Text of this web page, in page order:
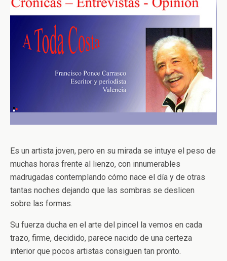
Es un artista joven, pero en su mirada se intuye el peso de
muchas horas frente al lienzo, con innumerables
madrugadas contemplando cómo nace el día y de otras
tantas noches dejando que las sombras se deslicen
sobre las formas.
Su fuerza ducha en el arte del pincel la vemos en cada
trazo, firme, decidido, parece nacido de una certeza
interior que pocos artistas consiguen tan pronto.